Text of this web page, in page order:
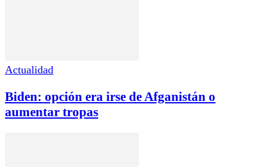
Actualidad
Biden: opción era irse de Afganistán o
aumentar tropas